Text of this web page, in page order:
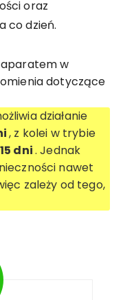
oraz
co dzień.
w
dotyczące
działanie
, z kolei w trybie
dni. Jednak
nawet
zależy od tego,